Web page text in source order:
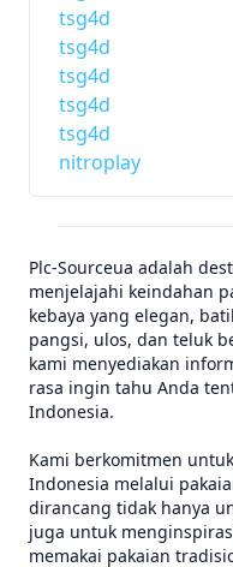
tsg4d
tsg4d
tsg4d
tsg4d
tsg4d
nitroplay
Plc-Sourceua adalah
menjelajahi keindahan
kebaya yang elegan,
pangsi, ulos, dan teluk
kami menyediakan
rasa ingin tahu Anda
Indonesia.
Kami berkomitmen
Indonesia melalui
dirancang tidak hanya
juga untuk
memakai pakaian